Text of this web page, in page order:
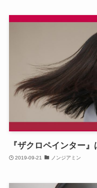
『ザクロペインター
2019-09-21 ノンジアミン